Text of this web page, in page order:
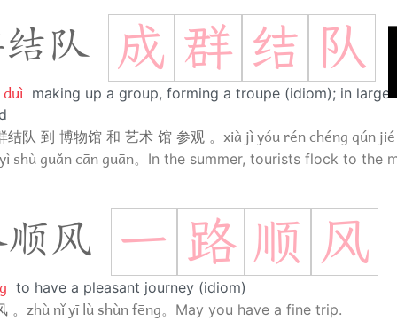
队 成 群 结 队
making up a group, forming a troupe (idiom); in large
结队 到 博物馆 和 艺术 馆 参观 。 xià jì yóu rén chéng qún
shù guǎn cān guān。 In the summer, tourists flock to the
风 一 路 顺 风
to have a pleasant journey (idiom)
。 zhù nǐ yī lù shùn fēng。 May you have a fine trip.